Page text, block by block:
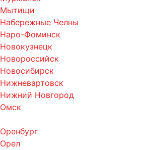
Мытищи
Набережные Челны
Наро-Фоминск
Новокузнецк
Новороссийск
Новосибирск
Нижневартовск
Нижний Новгород
Омск
Оренбург
Орел